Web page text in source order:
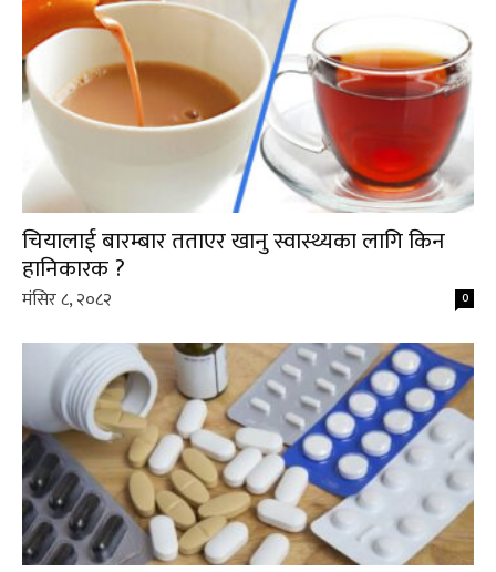
चियालाई बारम्बार तताएर खानु स्वास्थ्यका लागि किन
हानिकारक ?
मंसिर ८, २०८२ 0